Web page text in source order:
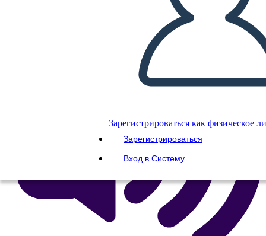
Зарегистрироваться как физическое
Зарегистрироваться
Вход в Систему
ПОЧИТАЙ МНЕ